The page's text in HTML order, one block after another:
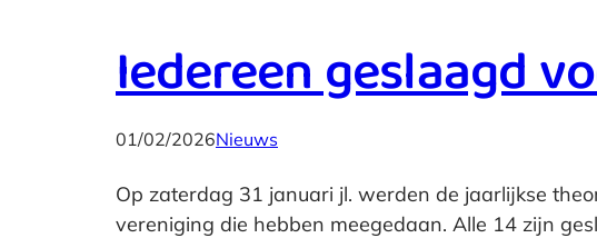
Iedereen geslaagd
01/02/2026Nieuws
Op zaterdag 31 januari jl. werden de jaarlijkse
vereniging die hebben meegedaan. Alle 14 zijn